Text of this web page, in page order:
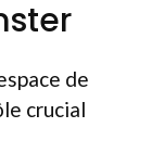
de
crucial